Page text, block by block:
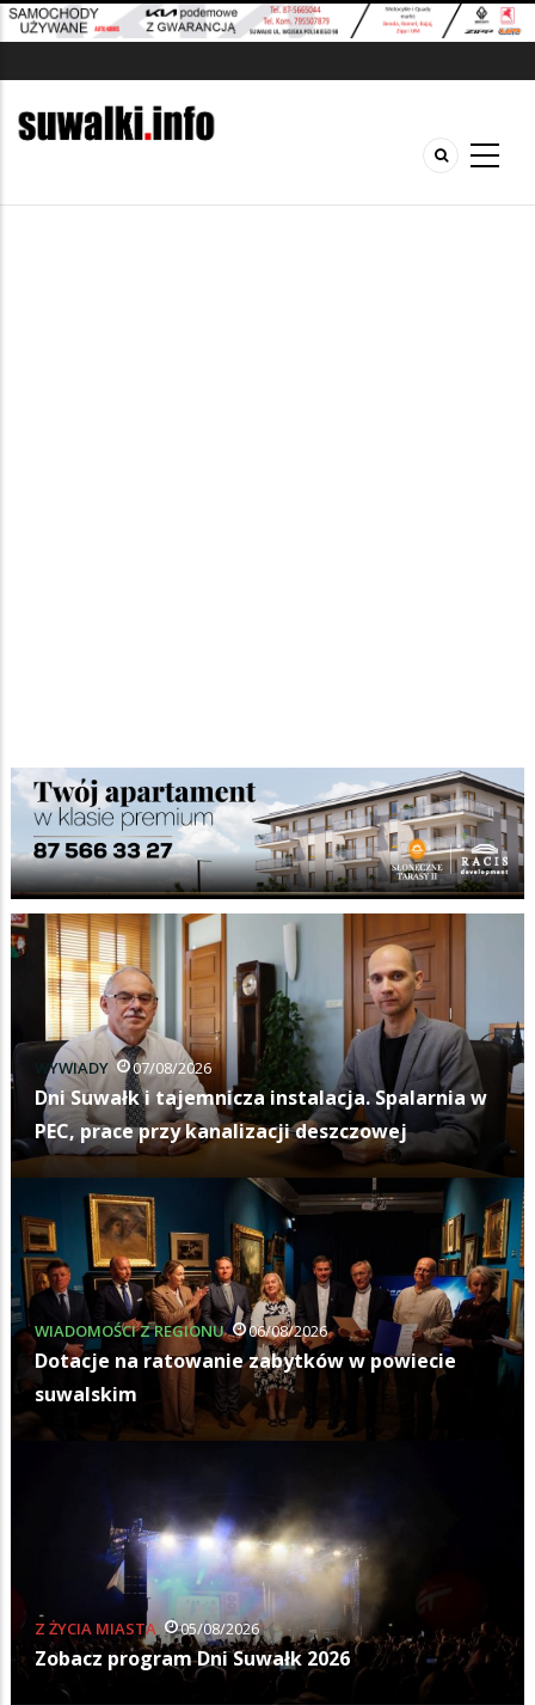
WYWIADY 07/08/2026
Dni Suwałk i tajemnicza instalacja. Spalarnia w
PEC, prace przy kanalizacji deszczowej
WIADOMOŚCI Z REGIONU 06/08/2026
Dotacje na ratowanie zabytków w powiecie
suwalskim
Z ŻYCIA MIASTA 05/08/2026
Zobacz program Dni Suwałk 2026